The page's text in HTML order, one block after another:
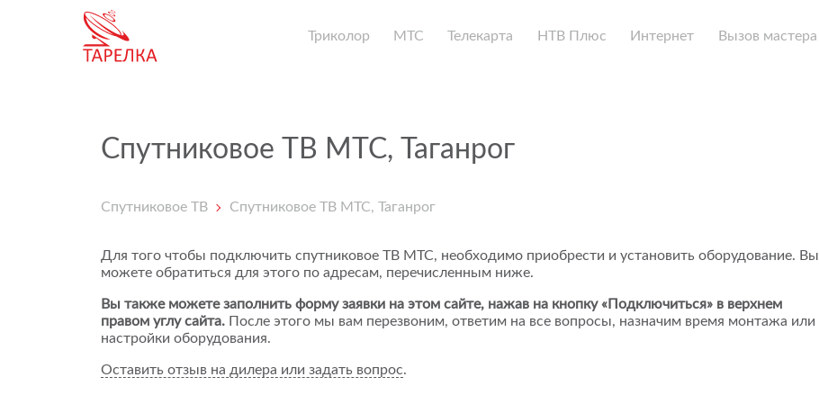
Триколор МТС Телекарта НТВ Плюс Интернет Вызов мастера
Спутниковое ТВ МТС, Таганрог
Спутниковое ТВ Спутниковое ТВ МТС, Таганрог
Для того чтобы подключить спутниковое ТВ МТС, необходимо приобрести и установить оборудование. Вы
можете обратиться для этого по адресам, перечисленным ниже.
Вы также можете заполнить форму заявки на этом сайте, нажав на кнопку «Подключиться» в верхнем
правом углу сайта. После этого мы вам перезвоним, ответим на все вопросы, назначим время монтажа или
настройки оборудования.
Оставить отзыв на дилера или задать вопрос.